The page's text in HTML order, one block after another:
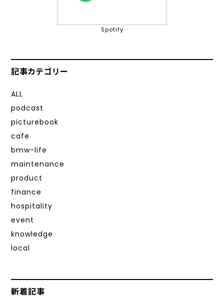
Spotify
記事カテゴリー
ALL
podcast
picturebook
cafe
bmw-life
maintenance
product
finance
hospitality
event
knowledge
local
新着記事